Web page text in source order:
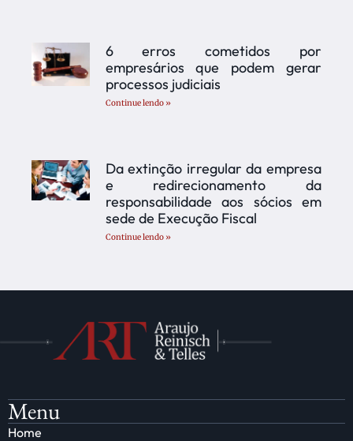
6 erros cometidos por
empresários que podem gerar
processos judiciais
Continue lendo »
Da extinção irregular da empresa
e redirecionamento da
responsabilidade aos sócios em
sede de Execução Fiscal
Continue lendo »
Menu
Home